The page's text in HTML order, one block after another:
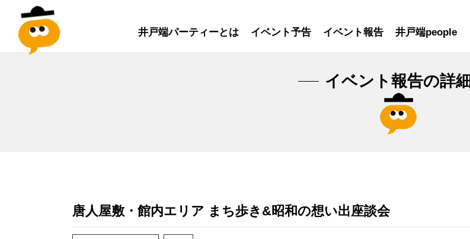
井戸端パーティーとは イベント予告 イベント報告 井戸端people
イベント報告の詳細
唐人屋敷・館内エリア まち歩き&昭和の想い出座談会